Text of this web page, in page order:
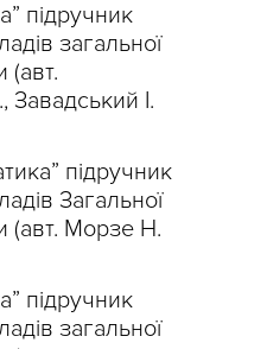
підручник
загальної
(авт.
І.
підручник
Загальної
(авт. Морзе Н.
підручник
загальної